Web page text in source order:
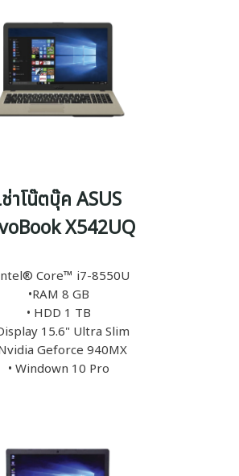
ช่าโน๊ตบุ๊ค ASUS
X542UQ
Core™ i7-8550U
•RAM 8 GB
• HDD 1 TB
15.6" Ultra Slim
Geforce 940MX
• Windown 10 Pro